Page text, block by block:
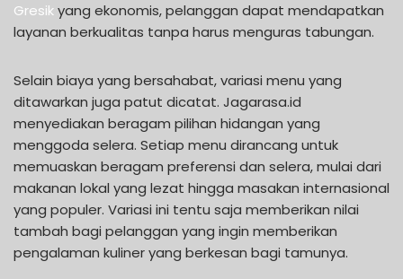
Gresikyang ekonomis, pelanggan dapat mendapatkan
layanan berkualitas tanpa harus menguras tabungan.
Selain biaya yang bersahabat, variasi menu yang
ditawarkan juga patut dicatat. Jagarasa.id
menyediakan beragam pilihan hidangan yang
menggoda selera. Setiap menu dirancang untuk
memuaskan beragam preferensi dan selera, mulai dari
makanan lokal yang lezat hingga masakan internasional
yang populer. Variasi ini tentu saja memberikan nilai
tambah bagi pelanggan yang ingin memberikan
pengalaman kuliner yang berkesan bagi tamunya.